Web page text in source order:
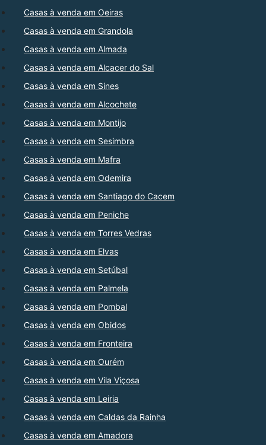
Casas à venda em Oeiras
Casas à venda em Grandola
Casas à venda em Almada
Casas à venda em Alcacer do Sal
Casas à venda em Sines
Casas à venda em Alcochete
Casas à venda em Montijo
Casas à venda em Sesimbra
Casas à venda em Mafra
Casas à venda em Odemira
Casas à venda em Santiago do Cacem
Casas à venda em Peniche
Casas à venda em Torres Vedras
Casas à venda em Elvas
Casas à venda em Setúbal
Casas à venda em Palmela
Casas à venda em Pombal
Casas à venda em Obidos
Casas à venda em Fronteira
Casas à venda em Ourém
Casas à venda em Vila Viçosa
Casas à venda em Leiria
Casas à venda em Caldas da Rainha
Casas à venda em Amadora